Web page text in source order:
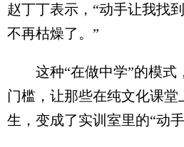
赵丁丁表示，“动手让我找
不再枯燥了。”
这种“在做中学”的模式
门槛，让那些在纯文化课堂
生，变成了实训室里的“动手